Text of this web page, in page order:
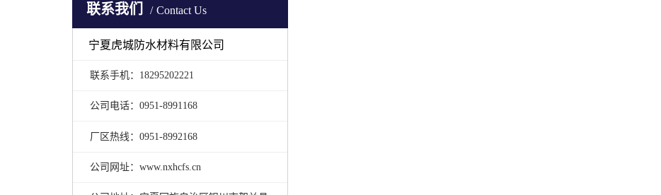
联系我们 Contact Us
宁夏虎城防水材料有限公司
联系手机：18295202221
公司电话：0951-8991168
厂区热线：0951-8992168
公司网址：www.nxhcfs.cn